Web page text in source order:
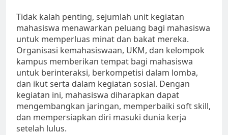
Tidak kalah penting, sejumlah unit kegiatan
mahasiswa menawarkan peluang bagi mahasiswa
untuk memperluas minat dan bakat mereka.
Organisasi kemahasiswaan, UKM, dan kelompok
kampus memberikan tempat bagi mahasiswa
untuk berinteraksi, berkompetisi dalam lomba,
dan ikut serta dalam kegiatan sosial. Dengan
kegiatan ini, mahasiswa diharapkan dapat
mengembangkan jaringan, memperbaiki soft skill,
dan mempersiapkan diri masuki dunia kerja
setelah lulus.